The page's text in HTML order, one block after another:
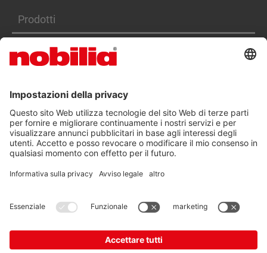
Prodotti
Servizi
DICHIARAZIONE DI ACCESSIBILITÀ
CGA
TUTELA DEI DATI